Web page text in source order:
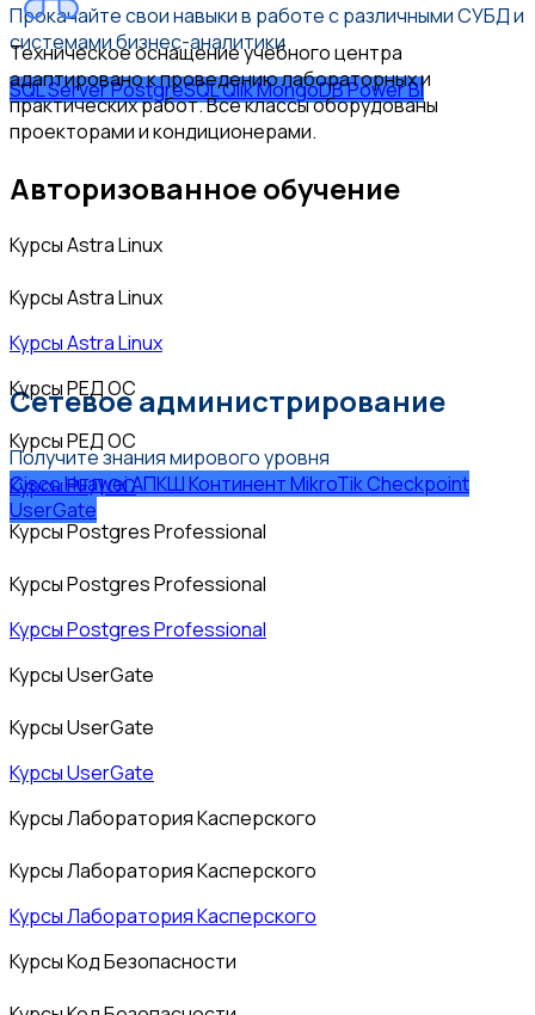
Прокачайте свои навыки в работе с различными СУБД и
системами бизнес-аналитики
SQL ServerPostgreSQLQlikMongoDBPower BI
Сетевое администрирование
Получите знания мирового уровня
CiscoHuaweiАПКШ КонтинентMikroTikCheckpoint
UserGate
Техническое оснащение учебного центра
адаптировано к проведению лабораторных и
практических работ. Все классы оборудованы
проекторами и кондиционерами.
Авторизованное обучение
Курсы Astra Linux
Курсы Astra Linux
Курсы Astra Linux
Курсы РЕД ОС
Курсы РЕД ОС
Курсы РЕД ОС
Курсы Postgres Professional
Курсы Postgres Professional
Курсы Postgres Professional
Курсы UserGate
Курсы UserGate
Курсы UserGate
Курсы Лаборатория Касперского
Курсы Лаборатория Касперского
Курсы Лаборатория Касперского
Курсы Код Безопасности